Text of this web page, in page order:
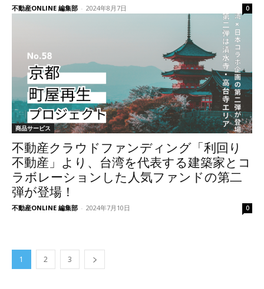
不動産ONLINE 編集部 - 2024年8月7日 0
商品サービス
不動産クラウドファンディング「利回り
不動産」より、台湾を代表する建築家とコ
ラボレーションした人気ファンドの第二
弾が登場！
不動産ONLINE 編集部 - 2024年7月10日 0
1 2 3